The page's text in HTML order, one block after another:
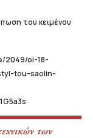
του κειμένου
2049/oi-18-
tou-saolin-
των